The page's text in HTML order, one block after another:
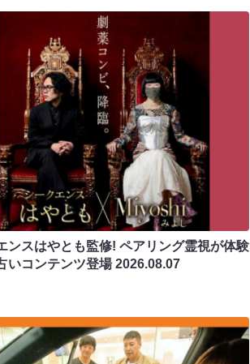
ンスはやとも監修! ペアリング霊視が体験
いコンテンツ登場2026.08.07